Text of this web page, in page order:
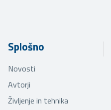
Splošno
Novosti
Avtorji
Življenje in tehnika